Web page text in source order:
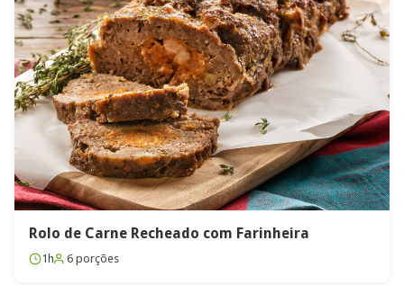
Rolo de Carne Recheado com Farinheira
1h 6 porções